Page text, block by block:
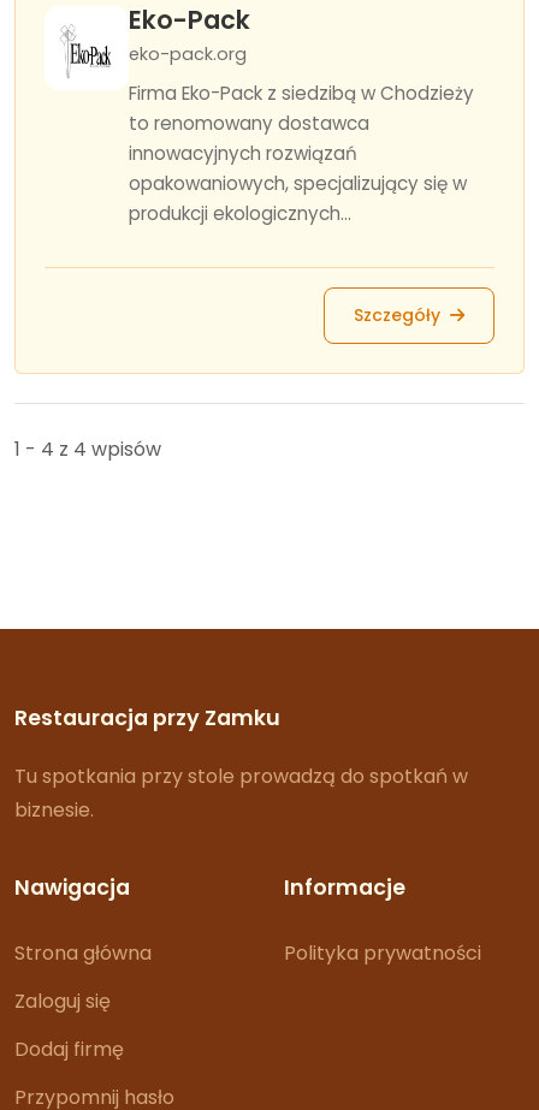
Eko-Pack
eko-pack.org
Firma Eko-Pack z siedzibą w Chodzieży
to renomowany dostawca
innowacyjnych rozwiązań
opakowaniowych, specjalizujący się w
produkcji ekologicznych...
Szczegóły
1 - 4 z 4 wpisów
Restauracja przy Zamku
Tu spotkania przy stole prowadzą do spotkań w
biznesie.
Nawigacja
Strona główna
Zaloguj się
Dodaj firmę
Przypomnij hasło
Informacje
Polityka prywatności